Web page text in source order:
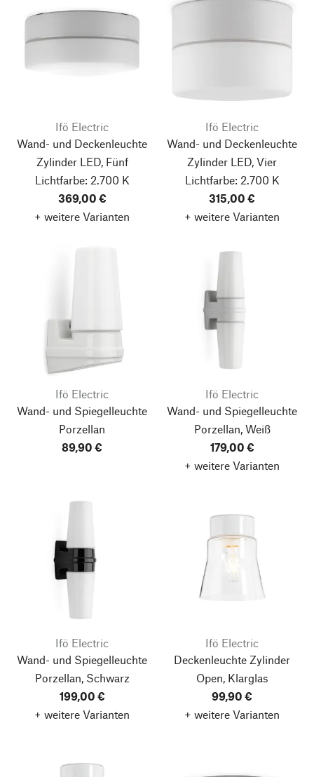
Ifö Electric
Wand- und Deckenleuchte
Zylinder LED, Fünf
Lichtfarbe: 2.700 K
369,00 €
+ weitere Varianten
Ifö Electric
Wand- und Deckenleuchte
Zylinder LED, Vier
Lichtfarbe: 2.700 K
315,00 €
+ weitere Varianten
Ifö Electric
Wand- und Spiegelleuchte
Porzellan
89,90 €
Ifö Electric
Wand- und Spiegelleuchte
Porzellan, Weiß
179,00 €
+ weitere Varianten
Ifö Electric
Wand- und Spiegelleuchte
Porzellan, Schwarz
199,00 €
+ weitere Varianten
Ifö Electric
Deckenleuchte Zylinder
Open, Klarglas
99,90 €
+ weitere Varianten